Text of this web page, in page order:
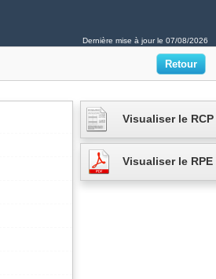
Dernière mise à jour le 07/08/2026
Visualiser le RCP
Visualiser le RPE